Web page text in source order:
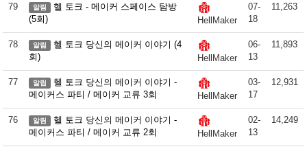
79 알림
헬 토크 - 메이커 스페이스 탐방
(5회)
HellMaker
07-
18
11,263
78 알림
헬 토크 당신의 메이커 이야기 (4
회)
HellMaker
06-
13
11,893
77 알림
헬 토크 당신의 메이커 이야기 -
메이커스 파티 / 메이커 교류 3회
HellMaker
03-
17
12,931
76 알림
헬 토크 당신의 메이커 이야기 -
메이커스 파티 / 메이커 교류 2회
HellMaker
02-
13
14,249